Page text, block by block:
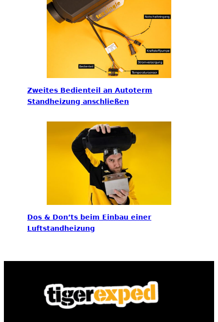
Zweites Bedienteil an Autoterm
Standheizung anschließen
Dos & Don’ts beim Einbau einer
Luftstandheizung